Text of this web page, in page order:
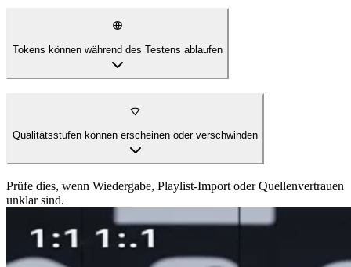
Tokens können während des Testens ablaufen
Qualitätsstufen können erscheinen oder verschwinden
Prüfe dies, wenn Wiedergabe, Playlist-Import oder Quellenvertrauen
unklar sind.